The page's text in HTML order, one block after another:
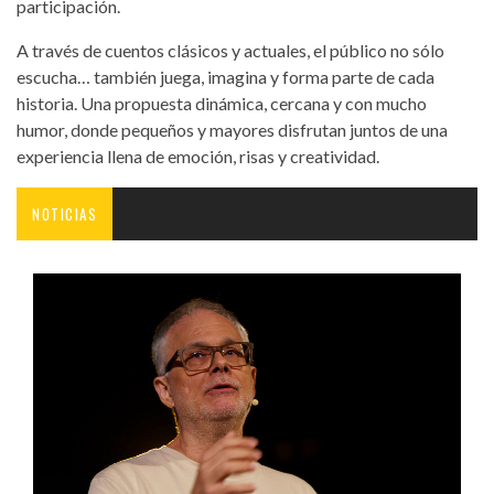
participación.
A través de cuentos clásicos y actuales, el público no sólo
escucha… también juega, imagina y forma parte de cada
historia. Una propuesta dinámica, cercana y con mucho
humor, donde pequeños y mayores disfrutan juntos de una
experiencia llena de emoción, risas y creatividad.
NOTICIAS